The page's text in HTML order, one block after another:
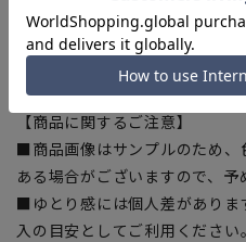
『ECOBLUE』を使用しています
【シルエット】《ゆったり》 (
【商品に関するご注意】
■商品画像はサンプルのため、
ある場合がございますので、予
■ゆとり感には個人差がありま
入の目安としてご利用ください。